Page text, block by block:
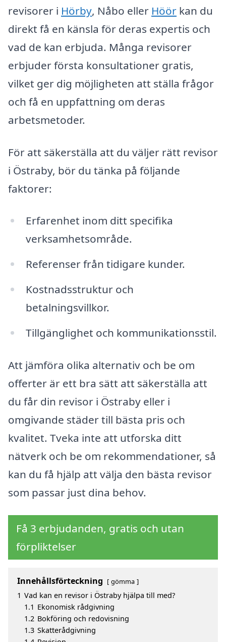
revisorer i Hörby, Nåbo eller Höör kan du
direkt få en känsla för deras expertis och
vad de kan erbjuda. Många revisorer
erbjuder första konsultationer gratis,
vilket ger dig möjligheten att ställa frågor
och få en uppfattning om deras
arbetsmetoder.
För att säkerställa att du väljer rätt revisor
i Östraby, bör du tänka på följande
faktorer:
Erfarenhet inom ditt specifika
verksamhetsområde.
Referenser från tidigare kunder.
Kostnadsstruktur och
betalningsvillkor.
Tillgänglighet och kommunikationsstil.
Att jämföra olika alternativ och be om
offerter är ett bra sätt att säkerställa att
du får din revisor i Östraby eller i
omgivande städer till bästa pris och
kvalitet. Tveka inte att utforska ditt
nätverk och be om rekommendationer, så
kan du få hjälp att välja den bästa revisor
som passar just dina behov.
Få 3 erbjudanden, gratis och utan
förpliktelser
Innehållsförteckning gömma
1 Vad kan en revisor i Östraby hjälpa till med?
1.1 Ekonomisk rådgivning
1.2 Bokföring och redovisning
1.3 Skatterådgivning